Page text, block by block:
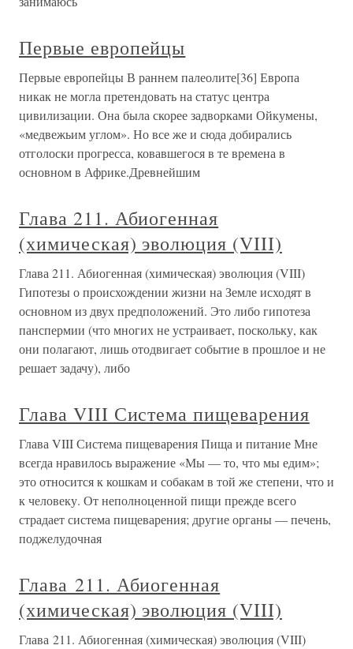
Первые европейцы
Первые европейцы В раннем палеолите[36] Европа
никак не могла претендовать на статус центра
цивилизации. Она была скорее задворками Ойкумены,
«медвежьим углом». Но все же и сюда добирались
отголоски прогресса, ковавшегося в те времена в
основном в Африке.Древнейшим
Глава 211. Абиогенная
(химическая) эволюция (VIII)
Глава 211. Абиогенная (химическая) эволюция (VIII)
Гипотезы о происхождении жизни на Земле исходят в
основном из двух предположений. Это либо гипотеза
панспермии (что многих не устраивает, поскольку, как
они полагают, лишь отодвигает событие в прошлое и не
решает задачу), либо
Глава VIII Система пищеварения
Глава VIII Система пищеварения Пища и питание Мне
всегда нравилось выражение «Мы — то, что мы едим»;
это относится к кошкам и собакам в той же степени, что и
к человеку. От неполноценной пищи прежде всего
страдает система пищеварения; другие органы — печень,
поджелудочная
Глава 211. Абиогенная
(химическая) эволюция (VIII)
Глава 211. Абиогенная (химическая) эволюция (VIII)